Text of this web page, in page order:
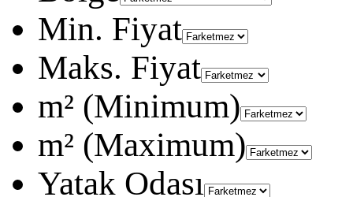
Min. Fiyat
Maks. Fiyat
m² (Minimum)
m² (Maximum)
Yatak Odası